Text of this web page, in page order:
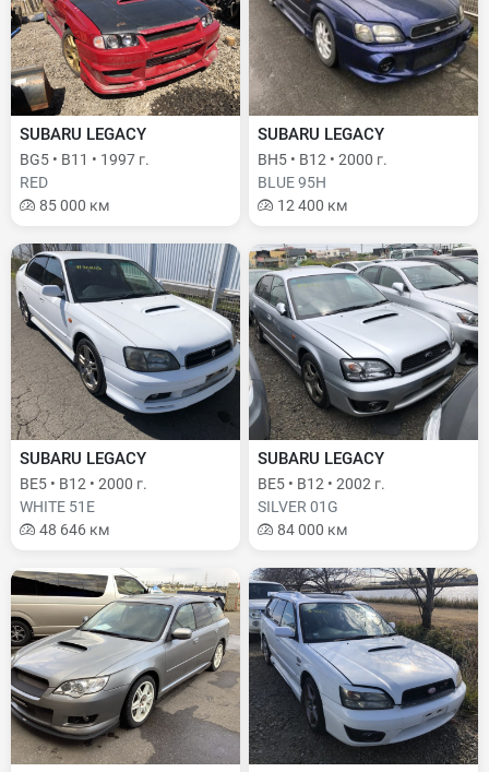
SUBARU LEGACY
BG5 • B11 • 1997 г.
RED
85 000 км
SUBARU LEGACY
BH5 • B12 • 2000 г.
BLUE 95H
12 400 км
SUBARU LEGACY
BE5 • B12 • 2000 г.
WHITE 51E
48 646 км
SUBARU LEGACY
BE5 • B12 • 2002 г.
SILVER 01G
84 000 км